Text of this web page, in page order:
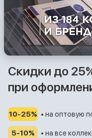
Скидки до
при
10-25% • на оптовую
5-10% • на все